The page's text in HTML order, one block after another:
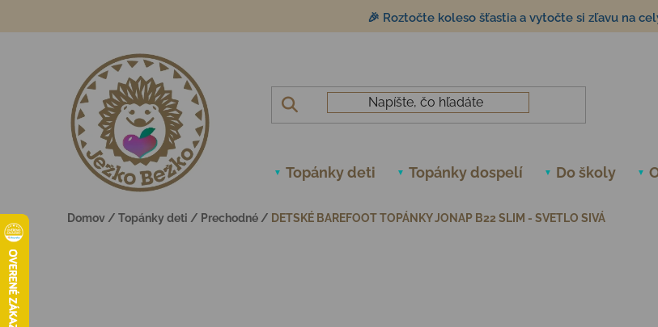
🎉 Roztočte koleso šťastia a vytočte si zľavu na
Topánky deti Topánky dospelí Do školy
Domov / Topánky deti / Prechodné / DETSKÉ BAREFOOT TOPÁNKY JONAP B22 SLIM - SVETLO SIVÁ